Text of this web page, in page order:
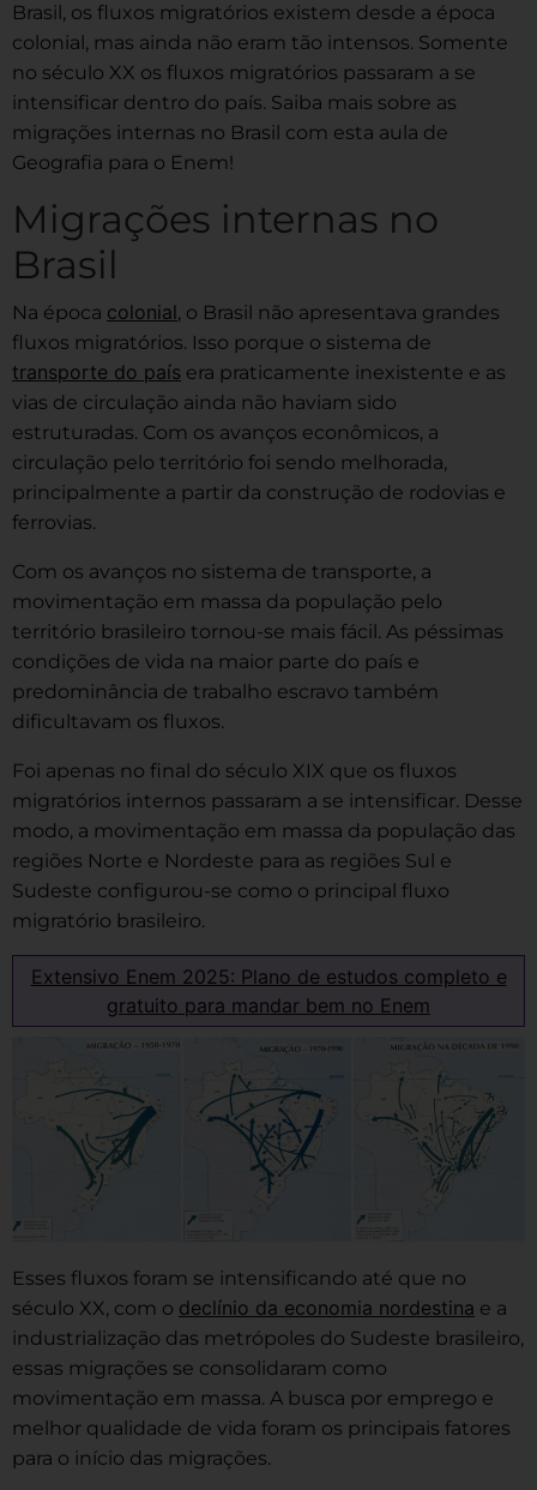
Brasil, os fluxos migratórios existem desde a época
colonial, mas ainda não eram tão intensos. Somente
no século XX os fluxos migratórios passaram a se
intensificar dentro do país. Saiba mais sobre as
migrações internas no Brasil com esta aula de
Geografia para o Enem!
Migrações internas no
Brasil
Na época colonial, o Brasil não apresentava grandes
fluxos migratórios. Isso porque o sistema de
transporte do país era praticamente inexistente e as
vias de circulação ainda não haviam sido
estruturadas. Com os avanços econômicos, a
circulação pelo território foi sendo melhorada,
principalmente a partir da construção de rodovias e
ferrovias.
Com os avanços no sistema de transporte, a
movimentação em massa da população pelo
território brasileiro tornou-se mais fácil. As péssimas
condições de vida na maior parte do país e
predominância de trabalho escravo também
dificultavam os fluxos.
Foi apenas no final do século XIX que os fluxos
migratórios internos passaram a se intensificar. Desse
modo, a movimentação em massa da população das
regiões Norte e Nordeste para as regiões Sul e
Sudeste configurou-se como o principal fluxo
migratório brasileiro.
Extensivo Enem 2025: Plano de estudos completo e
gratuito para mandar bem no Enem
Esses fluxos foram se intensificando até que no
século XX, com o declínio da economia nordestina e a
industrialização das metrópoles do Sudeste brasileiro,
essas migrações se consolidaram como
movimentação em massa. A busca por emprego e
melhor qualidade de vida foram os principais fatores
para o início das migrações.